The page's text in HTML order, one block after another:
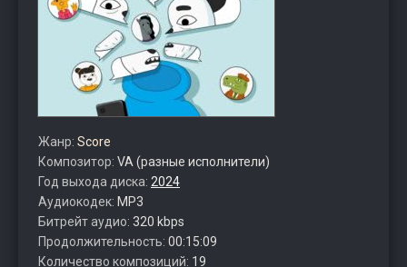
Жанр: Score
Композитор: VA (разные исполнители)
Год выхода диска: 2024
Аудиокодек: MP3
Битрейт аудио: 320 kbps
Продолжительность: 00:15:09
Количество композиций: 19